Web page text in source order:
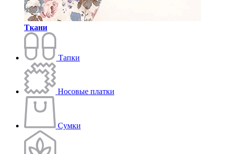
Ткани
Тапки
Носовые платки
Сумки